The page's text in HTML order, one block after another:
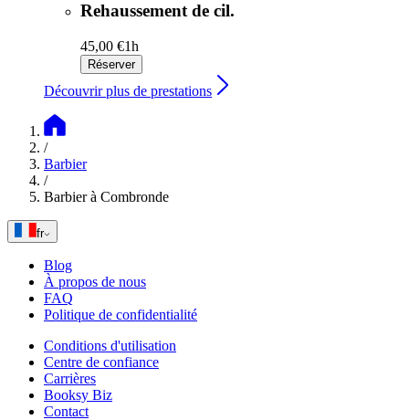
Rehaussement de cil.
45,00 €1h
Réserver
Découvrir plus de prestations
/
Barbier
/
Barbier à Combronde
fr
Blog
À propos de nous
FAQ
Politique de confidentialité
Conditions d'utilisation
Centre de confiance
Carrières
Booksy Biz
Contact